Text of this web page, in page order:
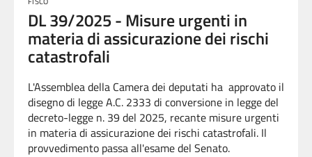
DL 39/2025 - Misure urgenti in
materia di assicurazione dei rischi
catastrofali
L'Assemblea della Camera dei deputati ha approvato il
disegno di legge A.C. 2333 di conversione in legge del
decreto-legge n. 39 del 2025, recante misure urgenti
in materia di assicurazione dei rischi catastrofali. Il
provvedimento passa all'esame del Senato.